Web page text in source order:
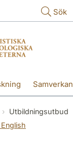
Sök
Samverkan
Utbildningsutbud